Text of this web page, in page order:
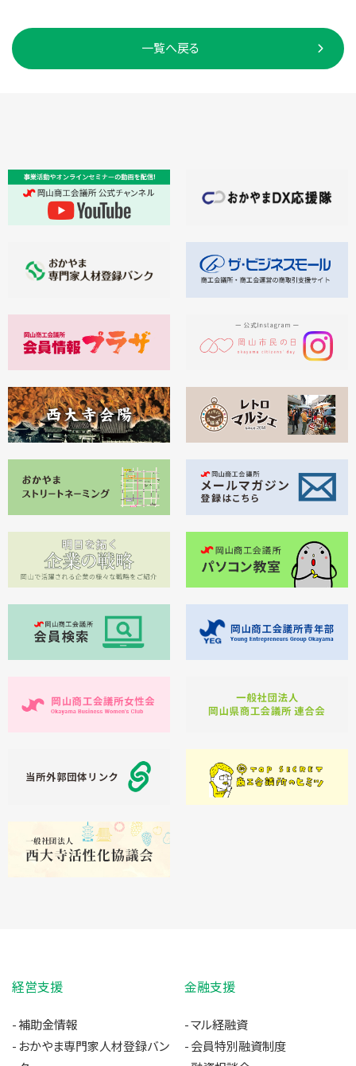
一覧へ戻る
経営支援
補助金情報
おかやま専門家人材登録バン
金融支援
マル経融資
会員特別融資制度